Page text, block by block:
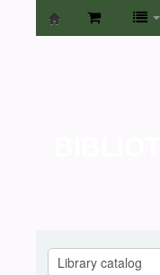
Biblioteca